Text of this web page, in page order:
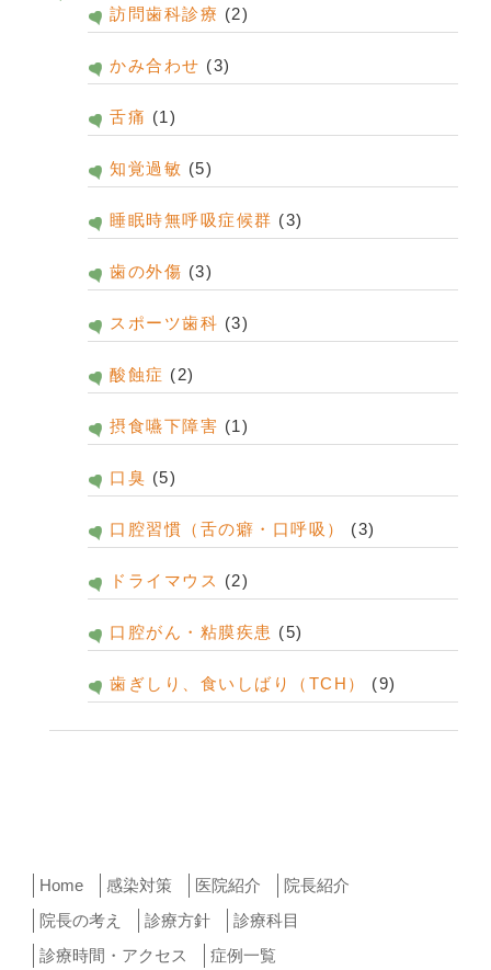
訪問歯科診療 (2)
かみ合わせ (3)
舌痛 (1)
知覚過敏 (5)
睡眠時無呼吸症候群 (3)
歯の外傷 (3)
スポーツ歯科 (3)
酸蝕症 (2)
摂食嚥下障害 (1)
口臭 (5)
口腔習慣（舌の癖・口呼吸） (3)
ドライマウス (2)
口腔がん・粘膜疾患 (5)
歯ぎしり、食いしばり（TCH） (9)
Home 感染対策 医院紹介
院長紹介
院長の考え
診療方針
診療科目
診療時間・アクセス
症例一覧